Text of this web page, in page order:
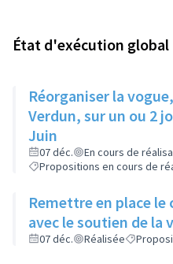
État d'exécution global
Réorganiser la
Verdun, sur un ou 2
Juin
07 déc.
En cours de
Propositions en cours de
Remettre en place le
avec le soutien de la
07 déc. Réalisée